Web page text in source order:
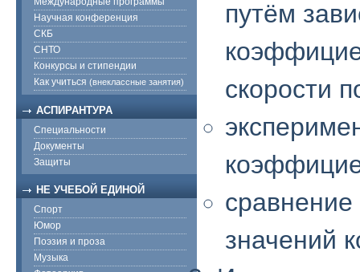
Научная конференция
СКБ
СНТО
Конкурсы и стипендии
Как учиться (внеклассные занятия)
АСПИРАНТУРА
Специальности
Документы
Защиты
НЕ УЧЕБОЙ ЕДИНОЙ
Спорт
Юмор
Поэзия и проза
Музыка
путём
скорости
значений